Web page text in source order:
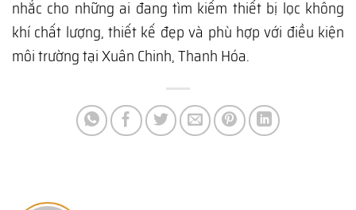
nhắc cho những ai đang tìm kiếm thiết bị lọc không
khí chất lượng, thiết kế đẹp và phù hợp với điều kiện
môi trường tại Xuân Chinh, Thanh Hóa.